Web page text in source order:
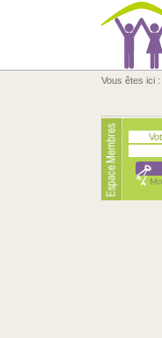
Vous êtes ici :